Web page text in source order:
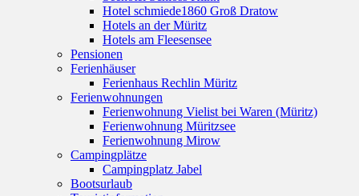
Hotel schmiede1860 Groß Dratow
Hotels an der Müritz
Hotels am Fleesensee
Pensionen
Ferienhäuser
Ferienhaus Rechlin Müritz
Ferienwohnungen
Ferienwohnung Vielist bei Waren (Müritz)
Ferienwohnung Müritzsee
Ferienwohnung Mirow
Campingplätze
Campingplatz Jabel
Bootsurlaub